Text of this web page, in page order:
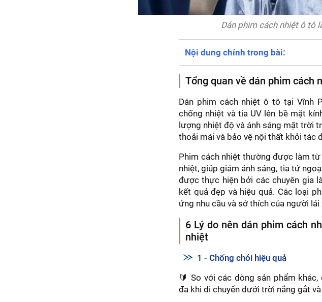
Dán phim cách nhiệt ô tô
Nội dung chính trong bài:
Tổng quan về dán phim cách
Dán phim cách nhiệt ô tô tại Vĩnh
chống nhiệt và tia UV lên bề mặt
lượng nhiệt độ và ánh sáng mặt trời
thoải mái và bảo vệ nội thất khỏi tác
Phim cách nhiệt thường được làm
nhiệt, giúp giảm ánh sáng, tia tử
được thực hiện bởi các chuyên gia
kết quả đẹp và hiệu quả. Các loại
ứng nhu cầu và sở thích của người lái
6 Lý do nên dán phim cách
nhiệt
1 - Chống chói hiệu quả
🔰 So với các dòng sản phẩm
đa khi di chuyển dưới trời nắng gắt